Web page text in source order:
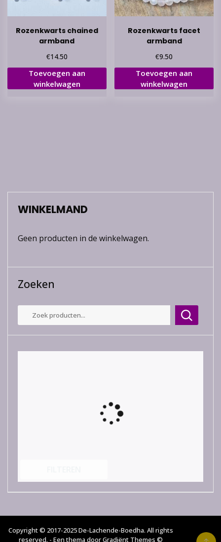
Rozenkwarts chained
armband
€14.50
Toevoegen aan
winkelwagen
Rozenkwarts facet
armband
€9.50
Toevoegen aan
winkelwagen
WINKELMAND
Geen producten in de winkelwagen.
Zoeken
Copyright © 2017-2025 De-Lachende-Boedha. All rights
reserved. - Een thema door Gradiënt Themes ©